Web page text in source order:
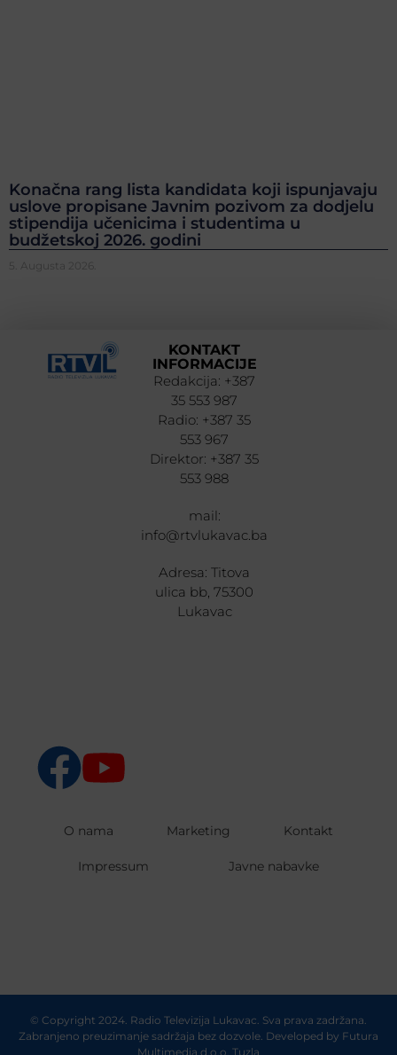
Konačna rang lista kandidata koji ispunjavaju
uslove propisane Javnim pozivom za dodjelu
stipendija učenicima i studentima u
budžetskoj 2026. godini
5. Augusta 2026.
KONTAKT
INFORMACIJE
Redakcija: +387
35 553 987
Radio: +387 35
553 967
Direktor: +387 35
553 988
mail:
info@rtvlukavac.ba
Adresa: Titova
ulica bb, 75300
Lukavac
O nama Marketing Kontakt
Impressum Javne nabavke
© Copyright 2024. Radio Televizija Lukavac. Sva prava zadržana.
Zabranjeno preuzimanje sadržaja bez dozvole. Developed by Futura
Multimedia d.o.o. Tuzla